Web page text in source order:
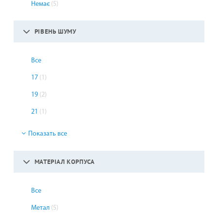
Немає (5)
РІВЕНЬ ШУМУ
Все
17 (1)
19 (2)
21 (1)
Показать все
МАТЕРІАЛ КОРПУСА
Все
Метал (5)